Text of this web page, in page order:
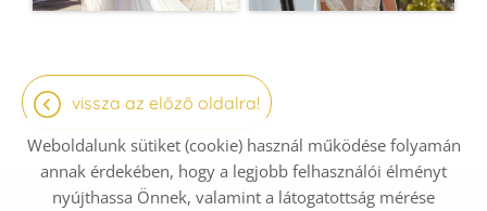
vissza az előző oldalra!
Weboldalunk sütiket (cookie) használ működése folyamán
annak érdekében, hogy a legjobb felhasználói élményt
nyújthassa Önnek, valamint a látogatottság mérése